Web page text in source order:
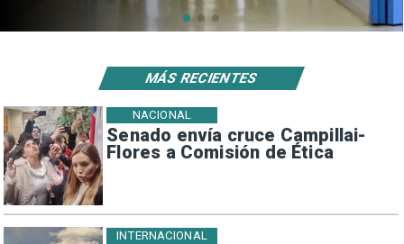
Senado envía cruce Campillai-
Flores a Comisión de Ética
NACIONAL
INTERNACIONAL
MÁS RECIENTES